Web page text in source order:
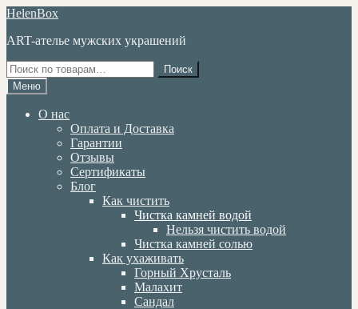
Перейти
навигации
Перейти
содержимому
HelenBox
ART-ателье мужских украшений
Искать:
Поиск
Меню
О нас
Оплата и Доставка
Гарантии
Отзывы
Сертификаты
Блог
Как чистить
Чистка камней водой
Нельзя чистить водой
Чистка камней солью
Как ухаживать
Горный Хрусталь
Малахит
Сандал